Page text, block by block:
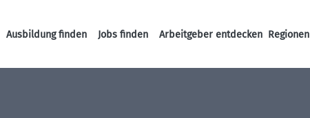
Haupt-Navigation
Ausbildung finden Jobs finden Arbeitgeber entdecken Regionen